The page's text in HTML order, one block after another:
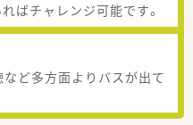
ばチャレンジ可能です。
など多方面よりバスが出て